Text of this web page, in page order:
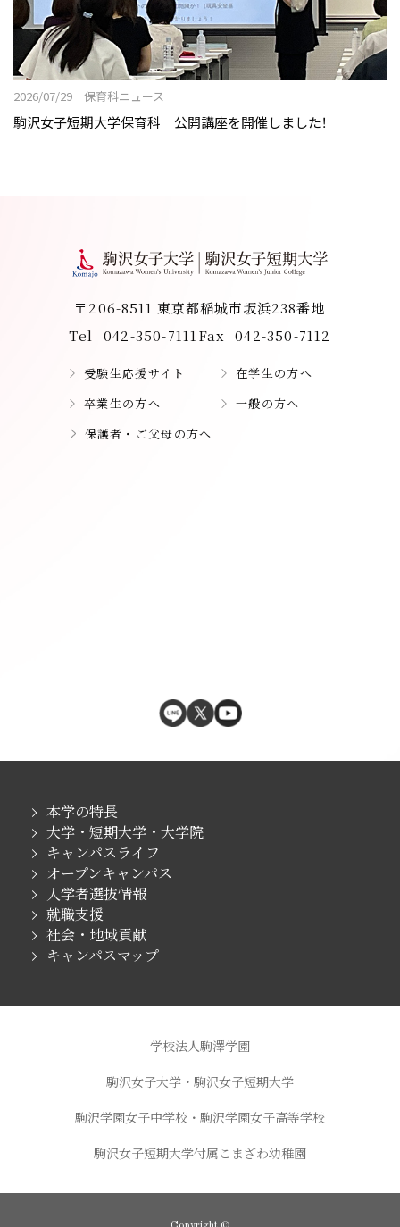
2026/07/29 保育科ニュース
駒沢女子短期大学保育科 公開講座を開催しました！
〒206-8511 東京都稲城市坂浜238番地
Tel
042-350-7111Fax 042-350-7112
受験生応援サイト
在学生の方へ
卒業生の方へ
一般の方へ
保護者・ご父母の方へ
本学の特長
大学・短期大学・大学院
キャンパスライフ
オープンキャンパス
入学者選抜情報
就職支援
社会・地域貢献
キャンパスマップ
学校法人駒澤学園
駒沢女子大学・駒沢女子短期大学
駒沢学園女子中学校・駒沢学園女子高等学校
駒沢女子短期大学付属こまざわ幼稚園